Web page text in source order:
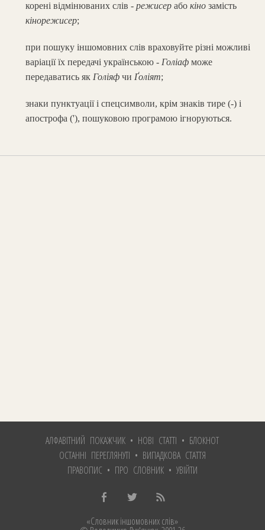
корені відмінюваних слів - режисерабо кінозамість
кінорежисер;
при пошуку іншомовних слів враховуйте різні можливі
варіації їх передачі українською - Голіафможе
передаватись як Голіяфчи Ґоліят;
знаки пунктуації і спецсимволи, крім знаків тире (-) і
апострофа ('), пошуковою програмою ігноруються.
АЛФАВІТНИЙ ПОКАЖЧИК • НОВІ СТАТТІ • БЛОКНОТ
ОСТАННІ ПЕРЕГЛЯНУТІ • ВИПАДКОВА СТАТТЯ
ПРАВОПИС• ПРО СЛОВНИК• УВІЙТИ
«Словник іншомовних слів»